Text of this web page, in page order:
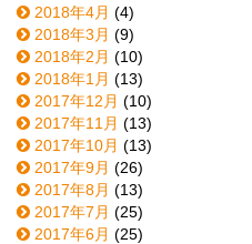
2018年4月 (4)
2018年3月 (9)
2018年2月 (10)
2018年1月 (13)
2017年12月 (10)
2017年11月 (13)
2017年10月 (13)
2017年9月 (26)
2017年8月 (13)
2017年7月 (25)
2017年6月 (25)